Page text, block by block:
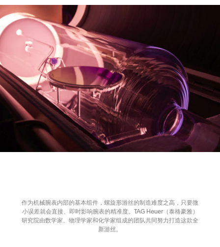
作为机械腕表内部的基本组件，螺旋形游丝的制造难度之高，只要微
小误差就会直接、即时影响腕表的精准度。TAG Heuer（泰格豪雅）
研究院由数学家、物理学家和化学家组成的团队共同努力打造这款全
新游丝。